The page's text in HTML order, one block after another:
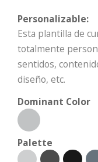
Personalizable:
Esta plantilla de
totalmente
sentidos,
diseño, etc.
Dominant Color
Palette